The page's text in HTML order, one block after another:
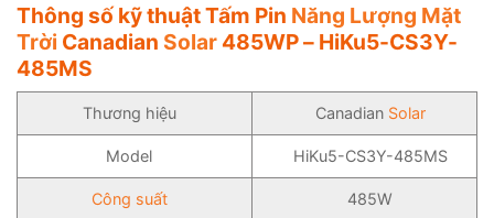
Thông số kỹ thuật Tấm Pin Năng Lượng Mặt
Trời Canadian Solar 485WP – HiKu5-CS3Y-
485MS
Thương hiệu Canadian Solar
Model HiKu5-CS3Y-485MS
Công suất 485W